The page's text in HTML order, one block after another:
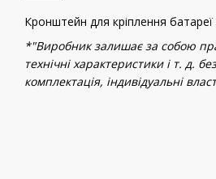
Кронштейн для кріплення
*"Виробник залишає за собою
технічні характеристики і т. д.
комплектація, індивідуальні